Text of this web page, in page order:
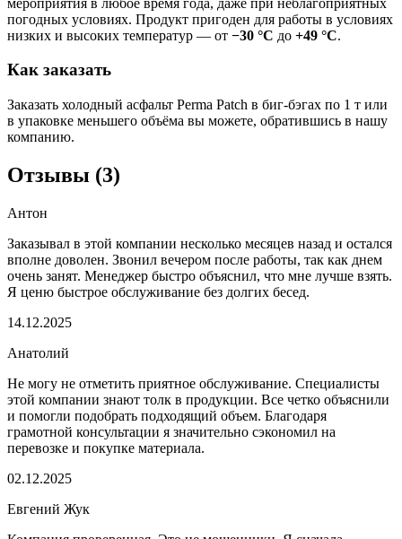
погодных условиях. Продукт пригоден для работы в условиях
низких и высоких температур — от −30 °С до +49 °С.
Как заказать
Заказать холодный асфальт Perma Patch в биг‑бэгах по 1 т или
в упаковке меньшего объёма вы можете, обратившись в нашу
компанию.
Отзывы (3)
Антон
Заказывал в этой компании несколько месяцев назад и остался
вполне доволен. Звонил вечером после работы, так как днем
очень занят. Менеджер быстро объяснил, что мне лучше взять.
Я ценю быстрое обслуживание без долгих бесед.
14.12.2025
Анатолий
Не могу не отметить приятное обслуживание. Специалисты
этой компании знают толк в продукции. Все четко объяснили
и помогли подобрать подходящий объем. Благодаря
грамотной консультации я значительно сэкономил на
перевозке и покупке материала.
02.12.2025
Евгений Жук